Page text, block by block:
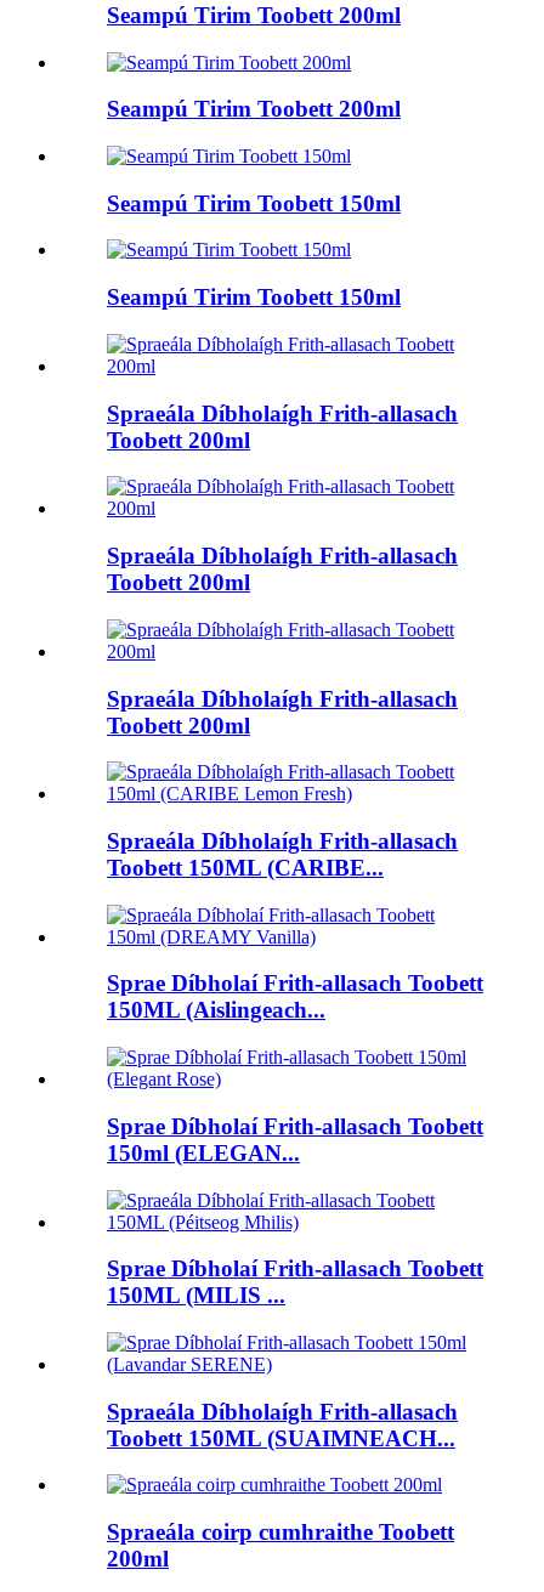
Seampú Tirim Toobett 200ml
Seampú Tirim Toobett 200ml
Seampú Tirim Toobett 150ml
Seampú Tirim Toobett 150ml
Spraeála Díbholaígh Frith-allasach
Toobett 200ml
Spraeála Díbholaígh Frith-allasach
Toobett 200ml
Spraeála Díbholaígh Frith-allasach
Toobett 200ml
Spraeála Díbholaígh Frith-allasach
Toobett 150ML (CARIBE...
Sprae Díbholaí Frith-allasach Toobett
150ML (Aislingeach...
Sprae Díbholaí Frith-allasach Toobett
150ml (ELEGAN...
Sprae Díbholaí Frith-allasach Toobett
150ML (MILIS ...
Spraeála Díbholaígh Frith-allasach
Toobett 150ML (SUAIMNEACH...
Spraeála coirp cumhraithe Toobett
200ml